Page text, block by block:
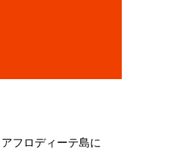
フロディーテ島に